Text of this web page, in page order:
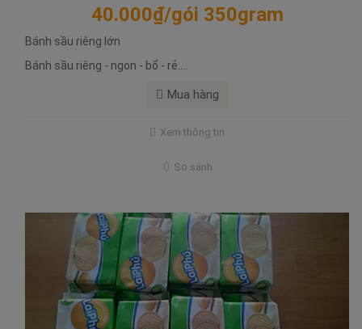
40.000₫/gói 350gram
Bánh sầu riêng lớn
Bánh sầu riêng - ngon - bổ - rẻ....
Mua hàng
Xem thông tin
So sánh
25.000₫/hộp 120gram
Bánh sầu riêng ngon bổ rẻ. Bánh nhân sầu riêng, đặc sản khô